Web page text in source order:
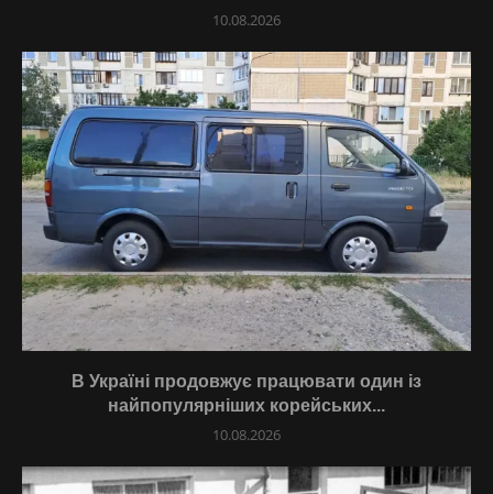
10.08.2026
В Україні продовжує працювати один із
найпопулярніших корейських...
10.08.2026